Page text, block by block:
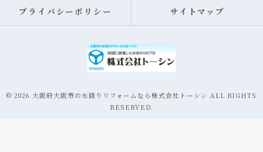
プライバシーポリシー サイトマップ
© 2026 大阪府大阪市の水回りリフォームなら株式会社トーシン ALL RIGHTS
RESERVED.